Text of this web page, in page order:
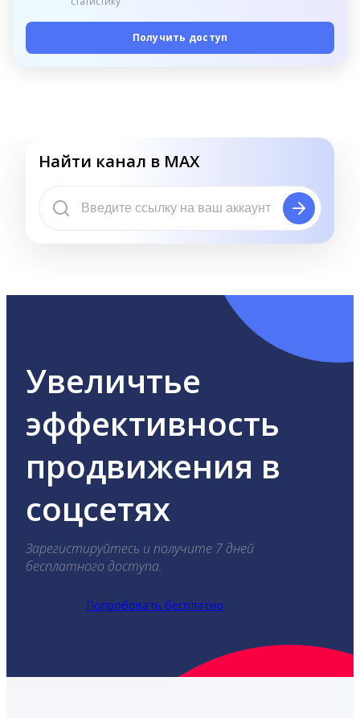
Получить доступ
Найти канал в MAX
Увеличтье
эффективность
продвижения в
соцсетях
Зарегистируйтесь и получите 7 дней
бесплатного доступа.
Попробовать бесплатно